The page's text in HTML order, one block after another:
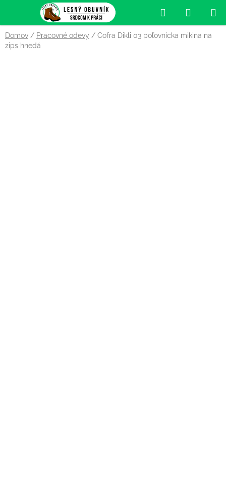
obsah
Hľadať
KOŠÍK
Domov / Pracovné odevy / Cofra Dikli 03 poľovnícka mikina na
zips hnedá